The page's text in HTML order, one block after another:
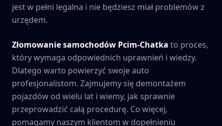
jest w pełni legalna i nie będziesz miał problemów z
urzędem.
Złomowanie samochodów Pcim-Chatka to proces,
który wymaga odpowiednich uprawnień i wiedzy.
Dlatego warto powierzyć swoje auto
profesjonalistom. Zajmujemy się demontażem
pojazdów od wielu lat i wiemy, jak sprawnie
przeprowadzić całą procedurę. Co więcej,
pomagamy naszym klientom w dopełnieniu